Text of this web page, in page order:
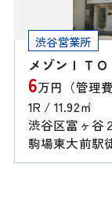
2025.07.07
渋谷営業所
メゾンＩＴＯ
6万円（管理費
1R / 11.92㎡
渋谷区富ヶ谷
駒場東大前駅